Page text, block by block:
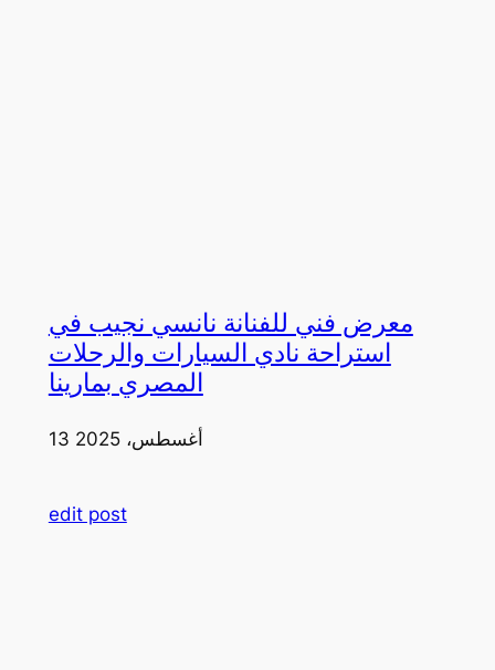
معرض فني للفنانة نانسي نجيب في
استراحة نادي السيارات والرحلات
المصري بمارينا
13 أغسطس، 2025
edit post